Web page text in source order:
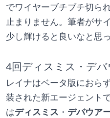
でワイヤーブチブチ切ら
止まりません。筆者がサ
少し輝けると良いなと思
4回ディスミス・デ
レイナはベータ版におら
装された新エージェント
はディスミス ・ デバウア